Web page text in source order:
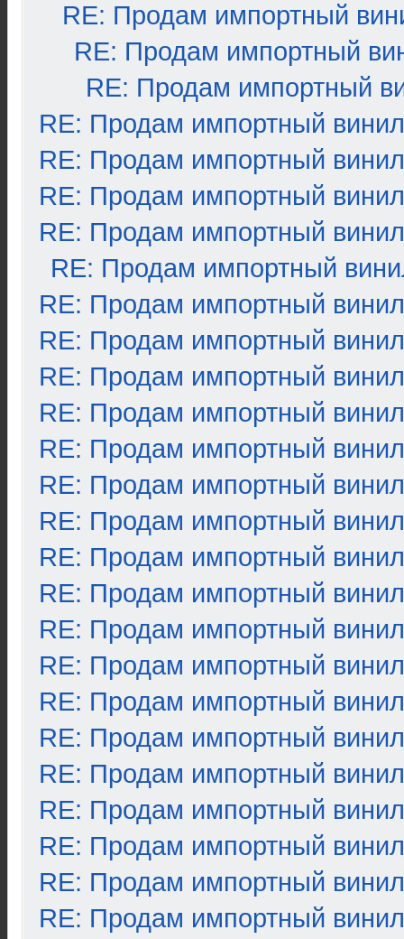
RE: Продам импортный
RE: Продам импортный
RE: Продам импортный
RE: Продам импортный винил
RE: Продам импортный винил
RE: Продам импортный винил
RE: Продам импортный винил
RE: Продам импортный
RE: Продам импортный винил
RE: Продам импортный винил
RE: Продам импортный винил
RE: Продам импортный винил
RE: Продам импортный винил
RE: Продам импортный винил
RE: Продам импортный винил
RE: Продам импортный винил
RE: Продам импортный винил
RE: Продам импортный винил
RE: Продам импортный винил
RE: Продам импортный винил
RE: Продам импортный винил
RE: Продам импортный винил
RE: Продам импортный винил
RE: Продам импортный винил
RE: Продам импортный винил
RE: Продам импортный винил